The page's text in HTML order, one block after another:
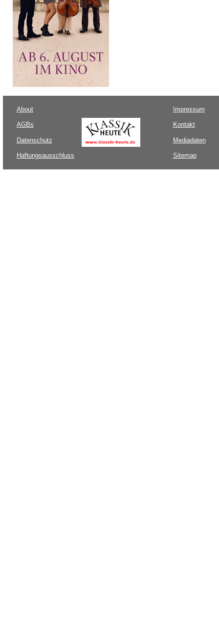
About
AGBs
Datenschutz
Haftungsausschluss
Impressum
Kontakt
Mediadaten
Sitemap